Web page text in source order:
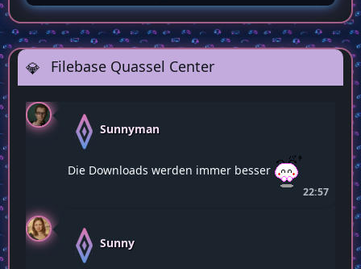
Filebase Quassel Center
Sunnyman
Die Downloads werden immer besser
22:57
Sunny